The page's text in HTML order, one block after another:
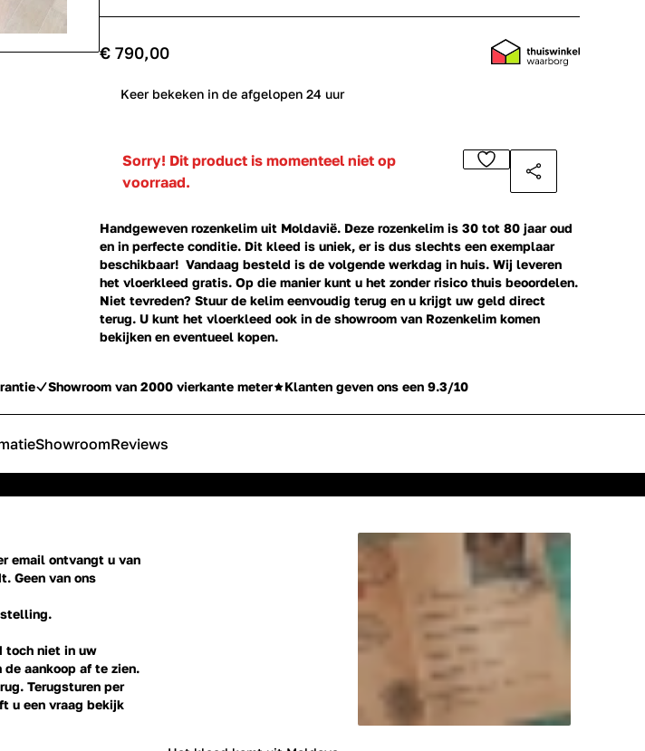
€ 790,00
Keer bekeken in de afgelopen 24 uur
Sorry! Dit product is momenteel niet op
voorraad.
Handgeweven rozenkelim uit Moldavië. Deze rozenkelim is 30 tot 80 jaar oud
en in perfecte conditie. Dit kleed is uniek, er is dus slechts een exemplaar
beschikbaar! Vandaag besteld is de volgende werkdag in huis. Wij leveren
het vloerkleed gratis. Op die manier kunt u het zonder risico thuis beoordelen.
Niet tevreden? Stuur de kelim eenvoudig terug en u krijgt uw geld direct
terug. U kunt het vloerkleed ook in de showroom van Rozenkelim komen
bekijken en eventueel kopen.
Showroom van 2000 vierkante meter Klanten geven ons een 9.3/10
ShowroomReviews
email ontvangt u van
Geen van ons
toch niet in uw
aankoop af te zien.
Terugsturen per
u een vraag bekijk